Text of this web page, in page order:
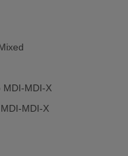
MDI-MDI-X
MDI-X